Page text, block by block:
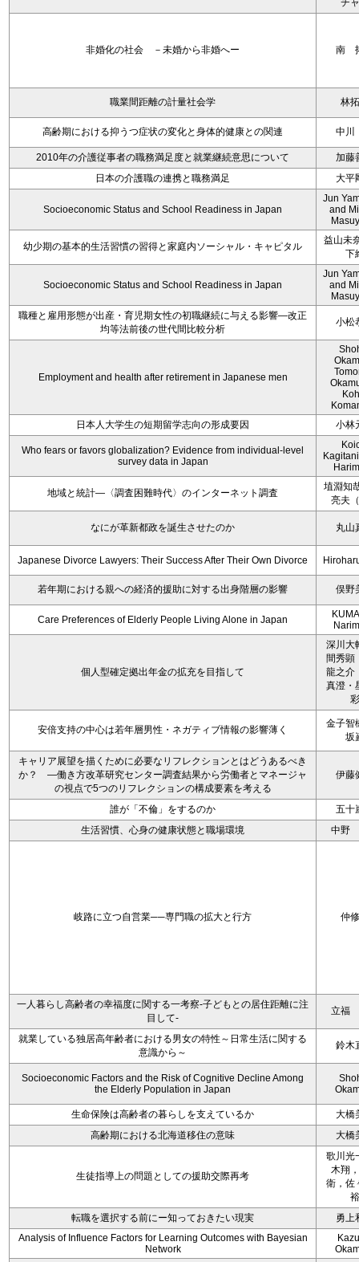
チ
非婚化の社会 －未婚から非婚へー 南
職業間距離の計量社会学 林
高齢期における抑うつ症状の変化と身体的健康との関連 中
2010年の介護従事者の職務満足度と就業継続意思について
加藤
日本の介護職の連携と職務満足
大平
Socioeconomic Status and School Readiness in Japan
Jun
and
幼少期の基本的生活習慣の習得と家庭内ソーシャル・キャピタル
益山未
下
Socioeconomic Status and School Readiness in Japan
Jun
and
職種と雇用形態が出産・育児期女性の初職継続に与える影響―改正
均等法前後の世代間比較分析
小松
Employment and health after retirement in Japanese men
日本人大学生の短期留学志向の形成要因
小林
Who fears or favors globalization? Evidence from individual-level
survey data in Japan
地域と統計―〈調査困難時代〉のインターネット調査
埴淵知
亮夫
なにが革新都政を誕生させたのか 丸山
Japanese Divorce Lawyers: Their Success After Their Own Divorce
若年期における親への経済的援助に対する出身階層の影響 俣野
Care Preferences of Elderly People Living Alone in Japan
個人型確定拠出年金の拡充を目指して
深川大
間秀顕
龍之介
真澄・
彩
安倍支持の中心は若年層男性・ネガティブ情報の影響薄く
金子智
坂
キャリア展望を描くために必要なリフレクションとはどうあるべき
か？ ―働き方改革研究センター調査結果から労働者とマネージャ
の視点で5つのリフレクションの構成要素を考える
伊藤
誰が「不倫」をするのか
五十
生活習慣、心身の健康状態と職場環境
中野
岐路に立つ自営業──専門職の拡大と行方 仲
一人暮らし高齢者の幸福度に関する一考察‐子どもとの居住距離に注
目して‐
立福
就業している独居高年齢者における男女の特性～日常生活に関する
意識から～
鈴木
Socioeconomic Factors and the Risk of Cognitive Decline Among
the Elderly Population in Japan
生命保険は高齢者の暮らしを支えているか
大橋
高齢期における北海道移住の意味
大橋
生徒指導上の問題としての援助交際再考
歌川光
木翔
衛，佐
裕
転職を選択する前にー知っておきたい現実
勇上
Analysis of Influence Factors for Learning Outcomes with Bayesian
Network